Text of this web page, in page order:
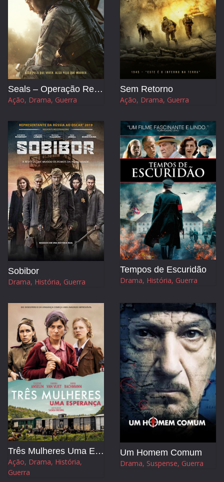
Seals – Operação Resgate
Ação, Drama, Guerra
Sem Retorno
Ação, Drama, Guerra
Sobibor
Drama, História, Guerra
Tempos de Escuridão
Drama, História, Guerra
Três Mulheres Uma Esperança
Ação, Drama, História,
Guerra
Um Homem Comum
Drama, Suspense, Guerra